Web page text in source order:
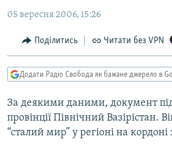
основної
навігації
Перейти
до
пошуку
ЕКОНОМІКА
СУСПІЛЬСТВО
УКРАЇНА
РОСІЙСЬКА «ФІЛЬТРАЦІЯ»
ДОНБАС.РЕАЛІЇ
ТИ ЯК?
СХЕМИ
КИТАЙ.ВИКЛИКИ
05 вересня 2006, 15:26
Поділитись Читати без VPN
Додати Радіо Свобода як бажане джерело в
За деякими даними, документ
провінції Північний Вазірістан.
“сталий мир” у регіоні на